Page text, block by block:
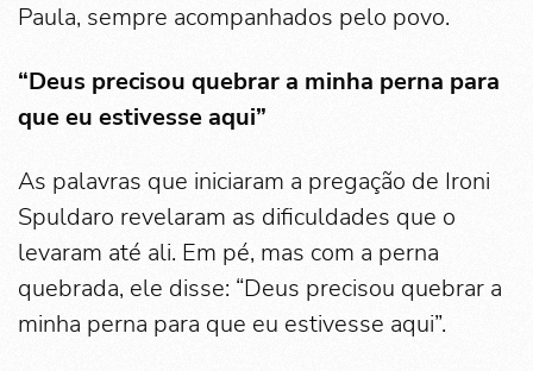
Paula, sempre acompanhados pelo povo.
“Deus precisou quebrar a minha perna para
que eu estivesse aqui”
As palavras que iniciaram a pregação de Ironi
Spuldaro revelaram as dificuldades que o
levaram até ali. Em pé, mas com a perna
quebrada, ele disse: “Deus precisou quebrar a
minha perna para que eu estivesse aqui”.